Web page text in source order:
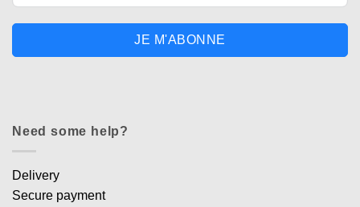
JE M'ABONNE
Need some help?
Delivery
Secure payment